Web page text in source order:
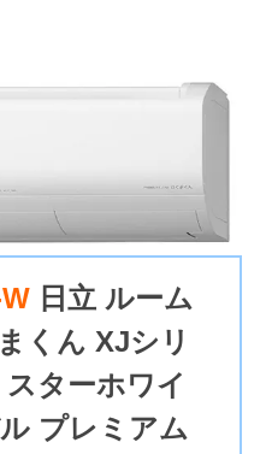
日立 ルーム
くん XJシリ
ターホワイ
プレミアム